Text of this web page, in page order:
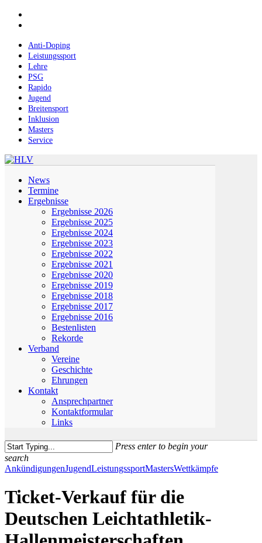
Skip
contentAnti-Doping
Leistungssport
Lehre
PSG
Rapido
Jugend
Breitensport
Inklusion
Masters
Service
News
Termine
Ergebnisse
Ergebnisse 2026
Ergebnisse 2025
Ergebnisse 2024
Ergebnisse 2023
Ergebnisse 2022
Ergebnisse 2021
Ergebnisse 2020
Ergebnisse 2019
Ergebnisse 2018
Ergebnisse 2017
Ergebnisse 2016
Bestenlisten
Rekorde
Verband
Vereine
Geschichte
Ehrungen
Kontakt
Ansprechpartner
Kontaktformular
Links
Press enter to begin your
search
Close
AnkündigungenJugendLeistungssportMastersWettkämpfe
Ticket-Verkauf für die
Deutschen Leichtathletik-